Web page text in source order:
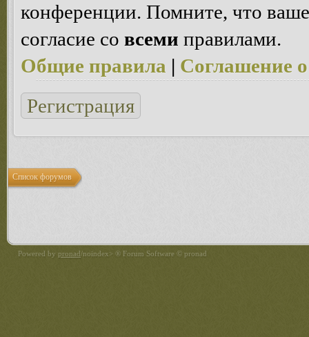
конференции. Помните, что
согласие со всеми правилами.
Общие правила | Соглашение
Регистрация
Список форумов
Powered by pronad/noindex> ® Forum Software © pronad